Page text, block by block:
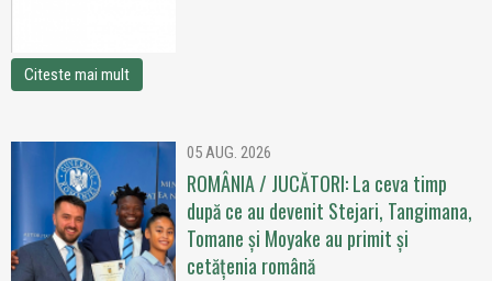
Citeste mai mult
05 AUG. 2026
ROMÂNIA / JUCĂTORI: La ceva timp
după ce au devenit Stejari, Tangimana,
Tomane și Moyake au primit și
cetățenia română